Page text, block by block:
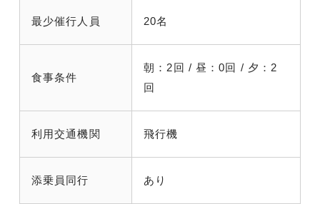
最少催行人員 20名
食事条件
朝：2回 / 昼：0回 / 夕：2
回
利用交通機関 飛行機
添乗員同行 あり